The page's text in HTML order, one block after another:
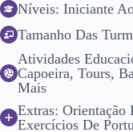
Níveis: Iniciante
Tamanho Das
Atividades
Capoeira, Tours,
Mais
Extras:
Exercícios De